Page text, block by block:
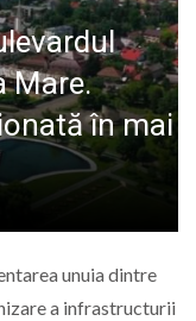
Mare.
în mai
unuia dintre
a infrastructurii